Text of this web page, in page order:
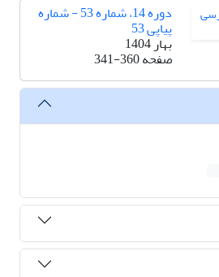
دوره 14، شماره 53 - شماره
پیاپی 53
بهار 1404
صفحه341-360